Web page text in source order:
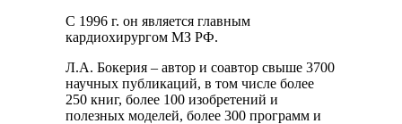
С 1996 г. он является главным
кардиохирургом МЗ РФ.
Л.А. Бокерия – автор и соавтор свыше 3700
научных публикаций, в том числе более
250 книг, более 100 изобретений и
полезных моделей, более 300 программ и